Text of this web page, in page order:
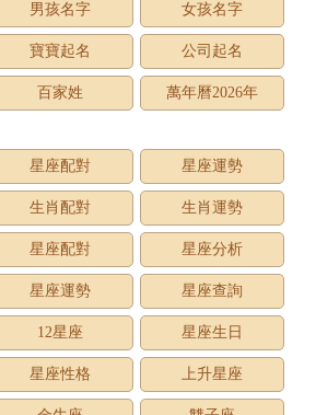
男孩名字 女孩名字
寶寶起名 公司起名
百家姓 萬年曆2026年
星座配對 星座運勢
生肖配對 生肖運勢
星座配對 星座分析
星座運勢 星座查詢
12星座 星座生日
星座性格 上升星座